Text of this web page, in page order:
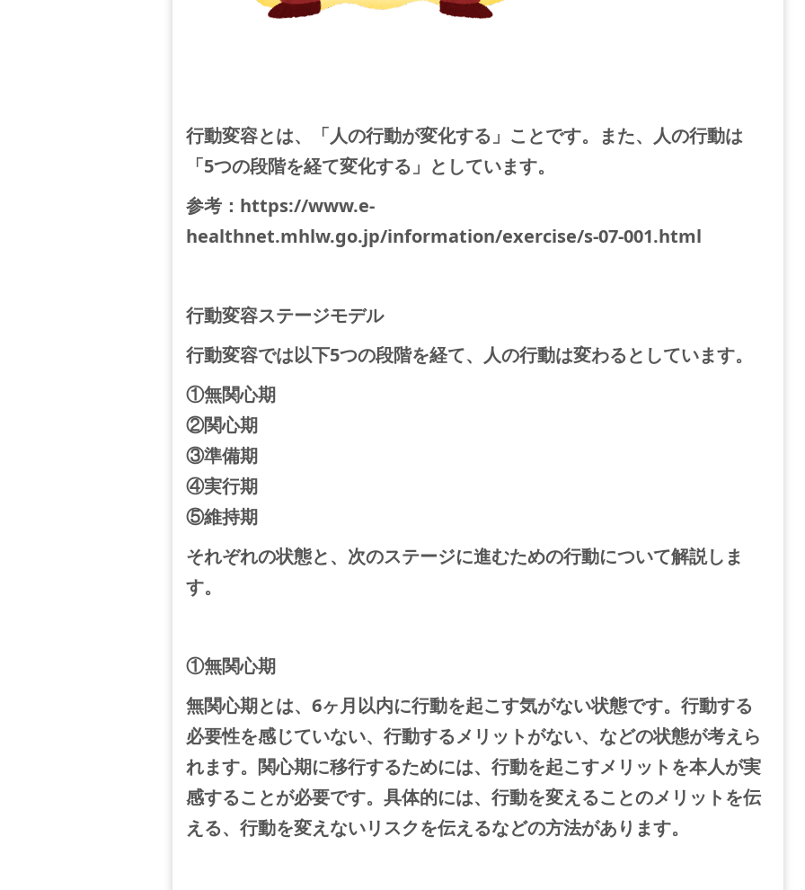
行動変容とは、「人の行動が変化する」ことです。また、人の行動は
「5つの段階を経て変化する」としています。
参考：https://www.e-
healthnet.mhlw.go.jp/information/exercise/s-07-001.html
行動変容ステージモデル
行動変容では以下5つの段階を経て、人の行動は変わるとしています。
①無関心期
②関心期
③準備期
④実行期
⑤維持期
それぞれの状態と、次のステージに進むための行動について解説しま
す。
①無関心期
無関心期とは、6ヶ月以内に行動を起こす気がない状態です。行動する
必要性を感じていない、行動するメリットがない、などの状態が考えら
れます。 関心期に移行するためには、行動を起こすメリットを本人が実
感することが必要です。具体的には、行動を変えることのメリットを伝
える、行動を変えないリスクを伝えるなどの方法があります。